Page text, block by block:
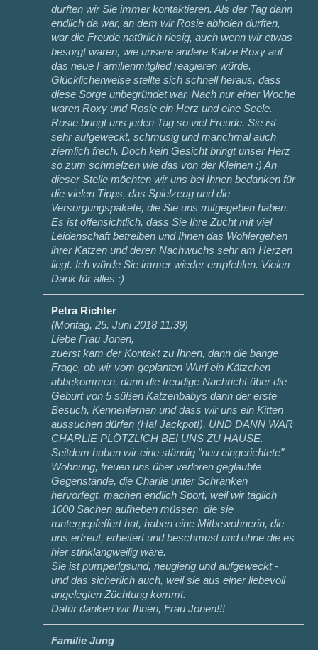
durften wir Sie immer kontaktieren. Als der Tag dann
endlich da war, an dem wir Rosie abholen durften,
war die Freude natürlich riesig, auch wenn wir etwas
besorgt waren, wie unsere andere Katze Roxy auf
das neue Familienmitglied reagieren würde.
Glücklicherweise stellte sich schnell heraus, dass
diese Sorge unbegründet war. Nach nur einer Woche
waren Roxy und Rosie ein Herz und eine Seele.
Rosie bringt uns jeden Tag so viel Freude. Sie ist
sehr aufgeweckt, schmusig und manchmal auch
ziemlich frech. Doch kein Gesicht bringt unser Herz
so zum schmelzen wie das von der Kleinen :) An
dieser Stelle möchten wir uns bei Ihnen bedanken für
die vielen Tipps, das Spielzeug und die
Versorgungspakete, die Sie uns mitgegeben haben.
Es ist offensichtlich, dass Sie Ihre Zucht mit viel
Leidenschaft betreiben und Ihnen das Wohlergehen
ihrer Katzen und deren Nachwuchs sehr am Herzen
liegt. Ich würde Sie immer wieder empfehlen. Vielen
Dank für alles :)
Petra Richter
(Montag, 25. Juni 2018 11:39)
Liebe Frau Jonen,
zuerst kam der Kontakt zu Ihnen, dann die bange
Frage, ob wir vom geplanten Wurf ein Kätzchen
abbekommen, dann die freudige Nachricht über die
Geburt von 5 süßen Katzenbabys dann der erste
Besuch, Kennenlernen und dass wir uns ein Kitten
aussuchen dürfen (Ha! Jackpot!), UND DANN WAR
CHARLIE PLÖTZLICH BEI UNS ZU HAUSE.
Seitdem haben wir eine ständig "neu eingerichtete"
Wohnung, freuen uns über verloren geglaubte
Gegenstände, die Charlie unter Schränken
hervorfegt, machen endlich Sport, weil wir täglich
1000 Sachen aufheben müssen, die sie
runtergepfeffert hat, haben eine Mitbewohnerin, die
uns erfreut, erheitert und beschmust und ohne die es
hier stinklangweilig wäre.
Sie ist pumperlgsund, neugierig und aufgeweckt -
und das sicherlich auch, weil sie aus einer liebevoll
angelegten Züchtung kommt.
Dafür danken wir Ihnen, Frau Jonen!!!
Familie Jung